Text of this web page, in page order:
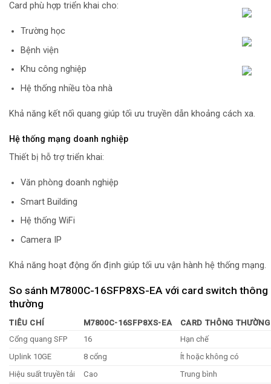
Card phù hợp triển khai cho:
Trường học
Bệnh viện
Khu công nghiệp
Hệ thống nhiều tòa nhà
Khả năng kết nối quang giúp tối ưu truyền dẫn khoảng cách xa.
Hệ thống mạng doanh nghiệp
Thiết bị hỗ trợ triển khai:
Văn phòng doanh nghiệp
Smart Building
Hệ thống WiFi
Camera IP
Khả năng hoạt động ổn định giúp tối ưu vận hành hệ thống mạng.
So sánh M7800C-16SFP8XS-EA với card switch thông
thường
TIÊU CHÍ M7800C-16SFP8XS-EA
CARD THÔNG THƯỜNG
Cổng quang SFP
16
Hạn chế
Uplink 10GE
8 cổng
Ít hoặc không có
Hiệu suất truyền tải
Cao
Trung bình